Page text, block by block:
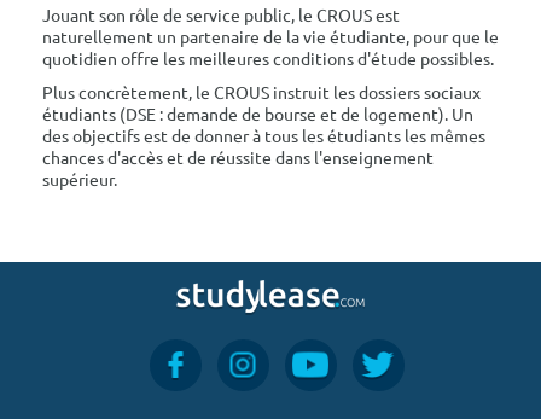
Jouant son rôle de service public, le CROUS est
naturellement un partenaire de la vie étudiante, pour que le
quotidien offre les meilleures conditions d'étude possibles.
Plus concrètement, le CROUS instruit les dossiers sociaux
étudiants (DSE : demande de bourse et de logement). Un
des objectifs est de donner à tous les étudiants les mêmes
chances d'accès et de réussite dans l'enseignement
supérieur.